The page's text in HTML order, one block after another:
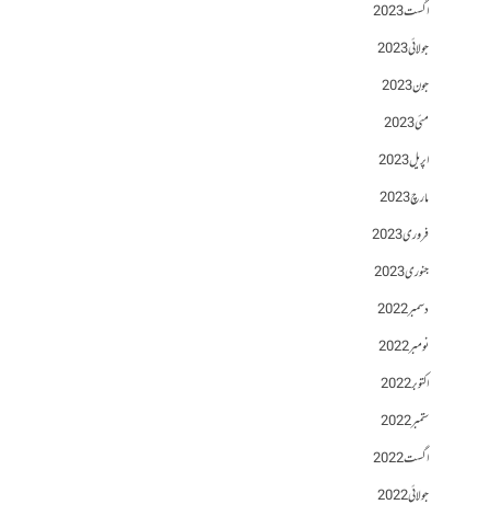
اگست 2023
جولائی 2023
جون 2023
مئی 2023
اپریل 2023
مارچ 2023
فروری 2023
جنوری 2023
دسمبر 2022
نومبر 2022
اکتوبر 2022
ستمبر 2022
اگست 2022
جولائی 2022